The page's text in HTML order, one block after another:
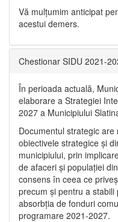
Vă mulţumim anticipat
acestui demers.
Chestionar SIDU 2021-
În perioada actuală,
elaborare a Strategiei
2027 a Municipiului
Documentul strategic
obiectivele strategice și
municipiului, prin
de afaceri și populației
consens în ceea ce
precum și pentru a
absorbția de fonduri
programare 2021-2027.